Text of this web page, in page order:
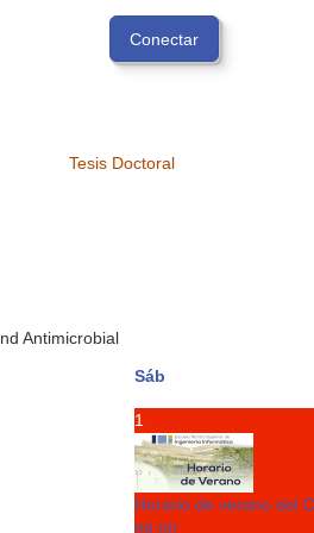
Sáb
1
Horario de verano del
Tesis Doctoral
Antimicrobial